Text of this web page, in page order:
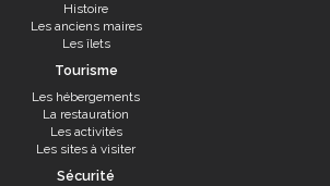
Histoire
Les anciens maires
Les îlets
Tourisme
Les hébergements
La restauration
Les activités
Les sites à visiter
Sécurité